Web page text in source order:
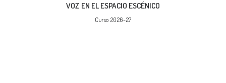
VOZ EN EL ESPACIO ESCÉNICO
Curso 2026-27